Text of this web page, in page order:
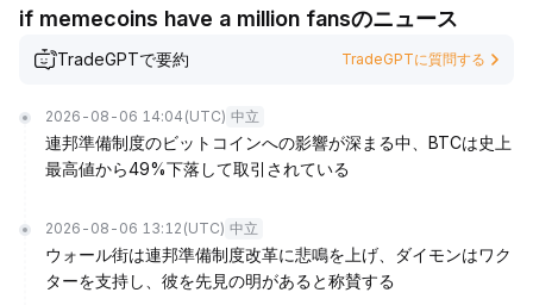
if memecoins have a million fansのニュース
TradeGPTで要約 TradeGPTに質問する
2026-08-06 14:04 (UTC) 中立
連邦準備制度のビットコインへの影響が深まる中、BTCは史上
最高値から49%下落して取引されている
2026-08-06 13:12 (UTC) 中立
ウォール街は連邦準備制度改革に悲鳴を上げ、ダイモンはワク
ターを支持し、彼を先見の明があると称賛する